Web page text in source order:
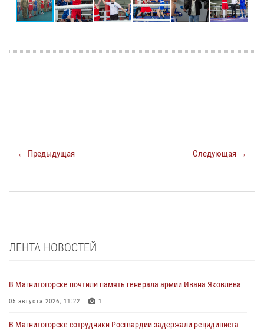
← Предыдущая Следующая →
ЛЕНТА НОВОСТЕЙ
В Магнитогорске почтили память генерала армии Ивана Яковлева
05 августа 2026, 11:22 1
В Магнитогорске сотрудники Росгвардии задержали рецидивиста